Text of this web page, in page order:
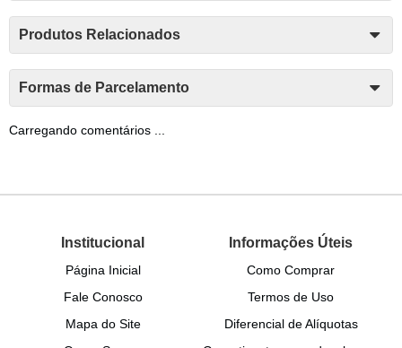
Produtos Relacionados
Formas de Parcelamento
Carregando comentários ...
Institucional
Página Inicial
Fale Conosco
Mapa do Site
Informações Úteis
Como Comprar
Termos de Uso
Diferencial de Alíquotas